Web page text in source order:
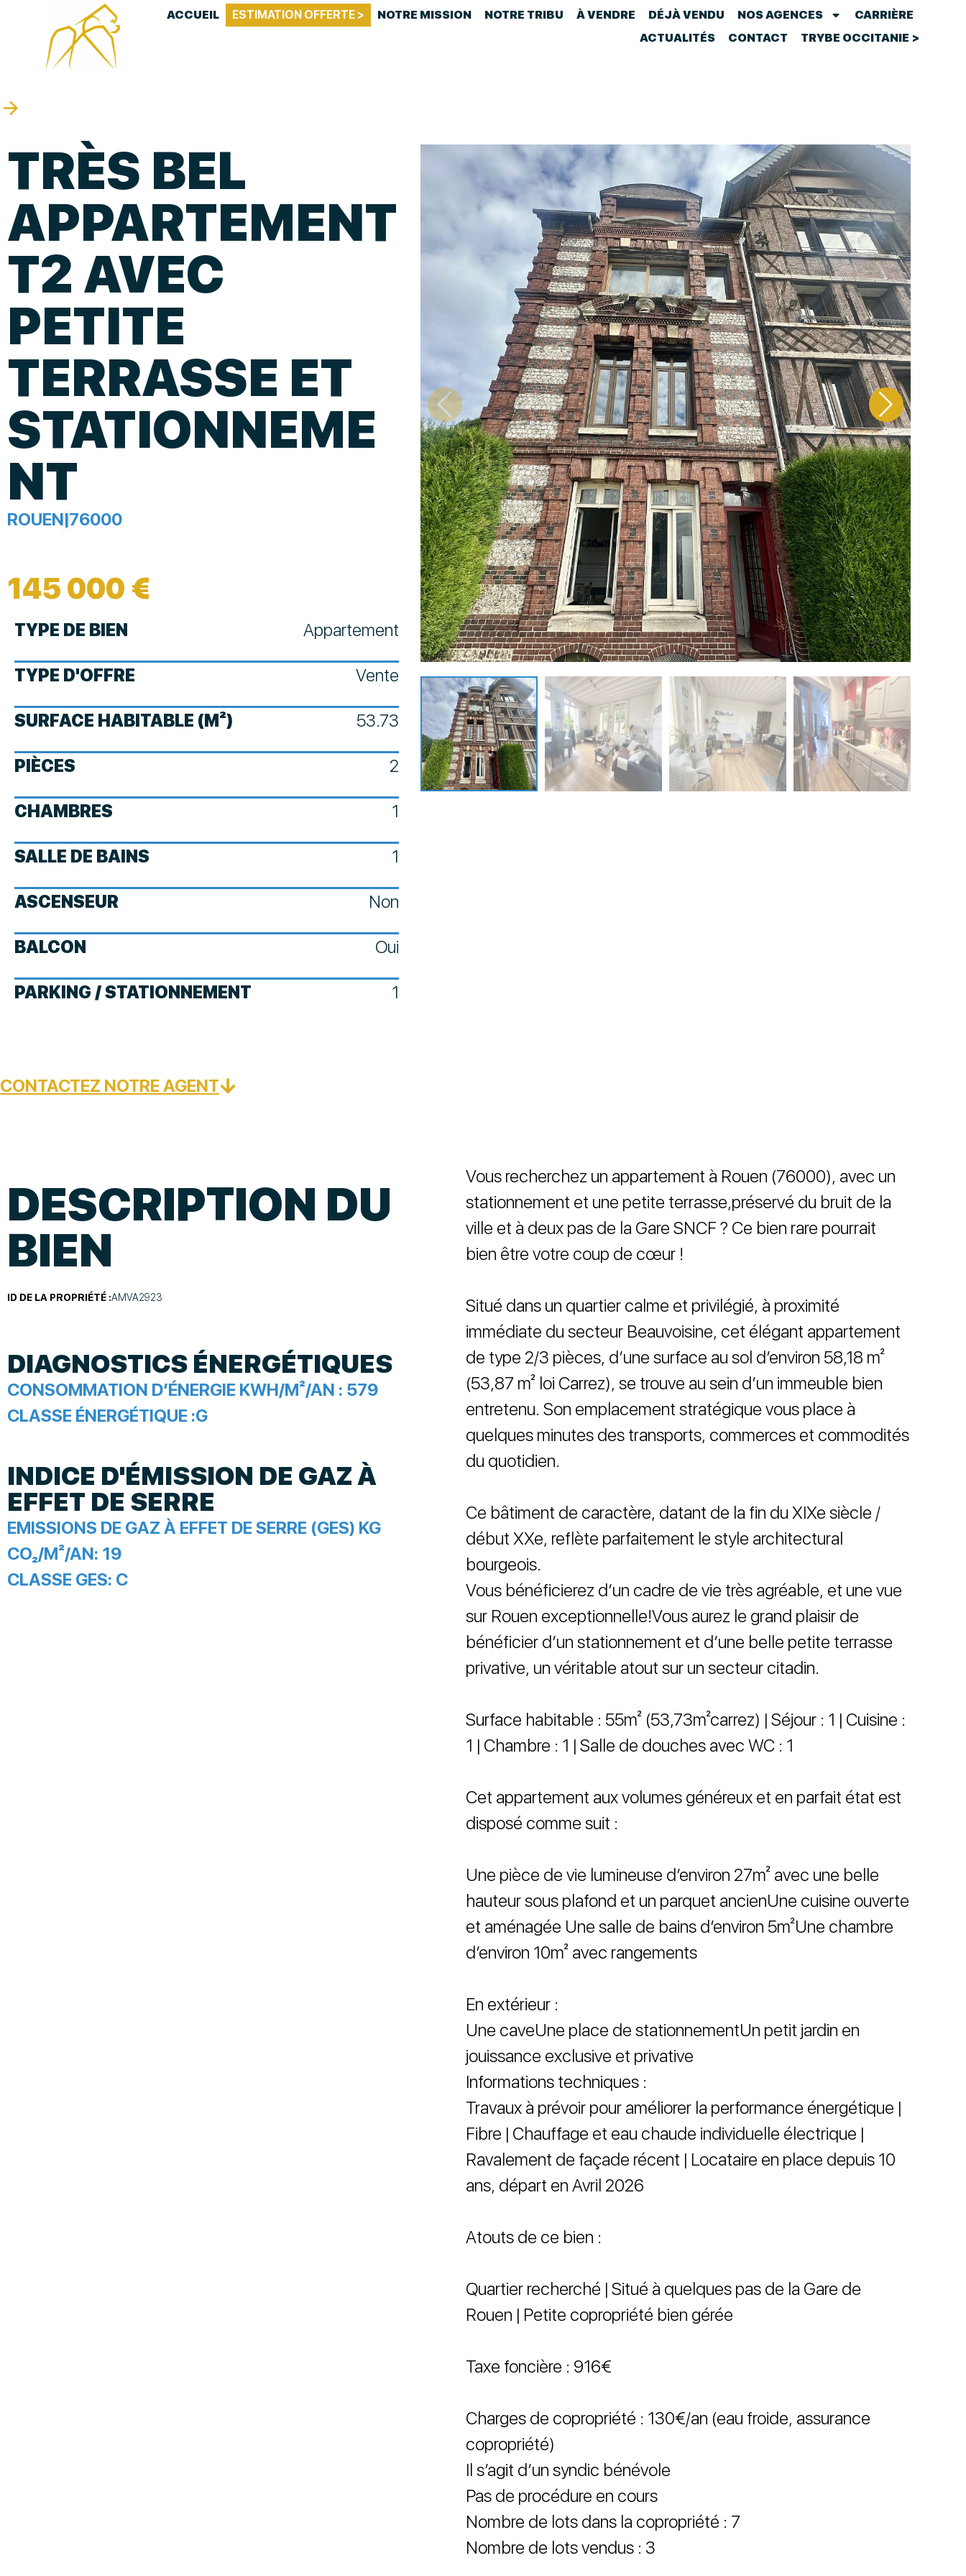
ACCUEIL ESTIMATION OFFERTE > NOTRE MISSION NOTRE TRIBU À VENDRE DÉJÀ VENDU NOS AGENCES
CARRIÈRE
ACTUALITÉS
CONTACT TRYBE OCCITANIE >
TRÈS BEL
APPARTEMENT
T2 AVEC
PETITE
TERRASSE ET
STATIONNEME
NT
ROUEN|76000
145 000 €
TYPE DE BIEN Appartement
TYPE D'OFFRE Vente
SURFACE HABITABLE (M²) 53.73
PIÈCES 2
CHAMBRES 1
SALLE DE BAINS 1
ASCENSEUR Non
BALCON Oui
PARKING / STATIONNEMENT 1
CONTACTEZ NOTRE AGENT
DESCRIPTION DU
BIEN
ID DE LA PROPRIÉTÉ :AMVA2923
DIAGNOSTICS ÉNERGÉTIQUES
CONSOMMATION D’ÉNERGIE KWH/M²/AN : 579
CLASSE ÉNERGÉTIQUE :G
INDICE D'ÉMISSION DE GAZ À
EFFET DE SERRE
EMISSIONS DE GAZ À EFFET DE SERRE (GES) KG
CO₂/M²/AN: 19
CLASSE GES: C
Vous recherchez un appartement à Rouen (76000), avec un
stationnement et une petite terrasse,préservé du bruit de la
ville et à deux pas de la Gare SNCF ? Ce bien rare pourrait
bien être votre coup de cœur !
Situé dans un quartier calme et privilégié, à proximité
immédiate du secteur Beauvoisine, cet élégant appartement
de type 2/3 pièces, d’une surface au sol d’environ 58,18 m²
(53,87 m² loi Carrez), se trouve au sein d’un immeuble bien
entretenu. Son emplacement stratégique vous place à
quelques minutes des transports, commerces et commodités
du quotidien.
Ce bâtiment de caractère, datant de la fin du XIXe siècle /
début XXe, reflète parfaitement le style architectural
bourgeois.
Vous bénéficierez d’un cadre de vie très agréable, et une vue
sur Rouen exceptionnelle!Vous aurez le grand plaisir de
bénéficier d’un stationnement et d’une belle petite terrasse
privative, un véritable atout sur un secteur citadin.
Surface habitable : 55m² (53,73m²carrez) | Séjour : 1 | Cuisine :
1 | Chambre : 1 | Salle de douches avec WC : 1
Cet appartement aux volumes généreux et en parfait état est
disposé comme suit :
Une pièce de vie lumineuse d’environ 27m² avec une belle
hauteur sous plafond et un parquet ancienUne cuisine ouverte
et aménagée Une salle de bains d’environ 5m²Une chambre
d’environ 10m² avec rangements
En extérieur :
Une caveUne place de stationnementUn petit jardin en
jouissance exclusive et privative
Informations techniques :
Travaux à prévoir pour améliorer la performance énergétique |
Fibre | Chauffage et eau chaude individuelle électrique |
Ravalement de façade récent | Locataire en place depuis 10
ans, départ en Avril 2026
Atouts de ce bien :
Quartier recherché | Situé à quelques pas de la Gare de
Rouen | Petite copropriété bien gérée
Taxe foncière : 916€
Charges de copropriété : 130€/an (eau froide, assurance
copropriété)
Il s’agit d’un syndic bénévole
Pas de procédure en cours
Nombre de lots dans la copropriété : 7
Nombre de lots vendus : 3